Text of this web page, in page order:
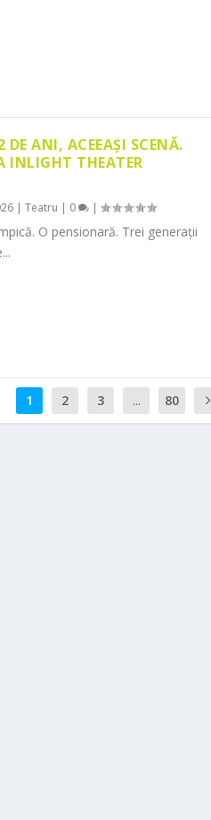
ANI, ACEEAȘI SCENĂ.
INLIGHT THEATER
| Teatru | 0 |
O pensionară. Trei generații
1 2 3 ... 80